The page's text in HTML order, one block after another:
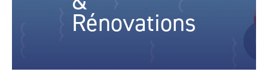
Rénovations